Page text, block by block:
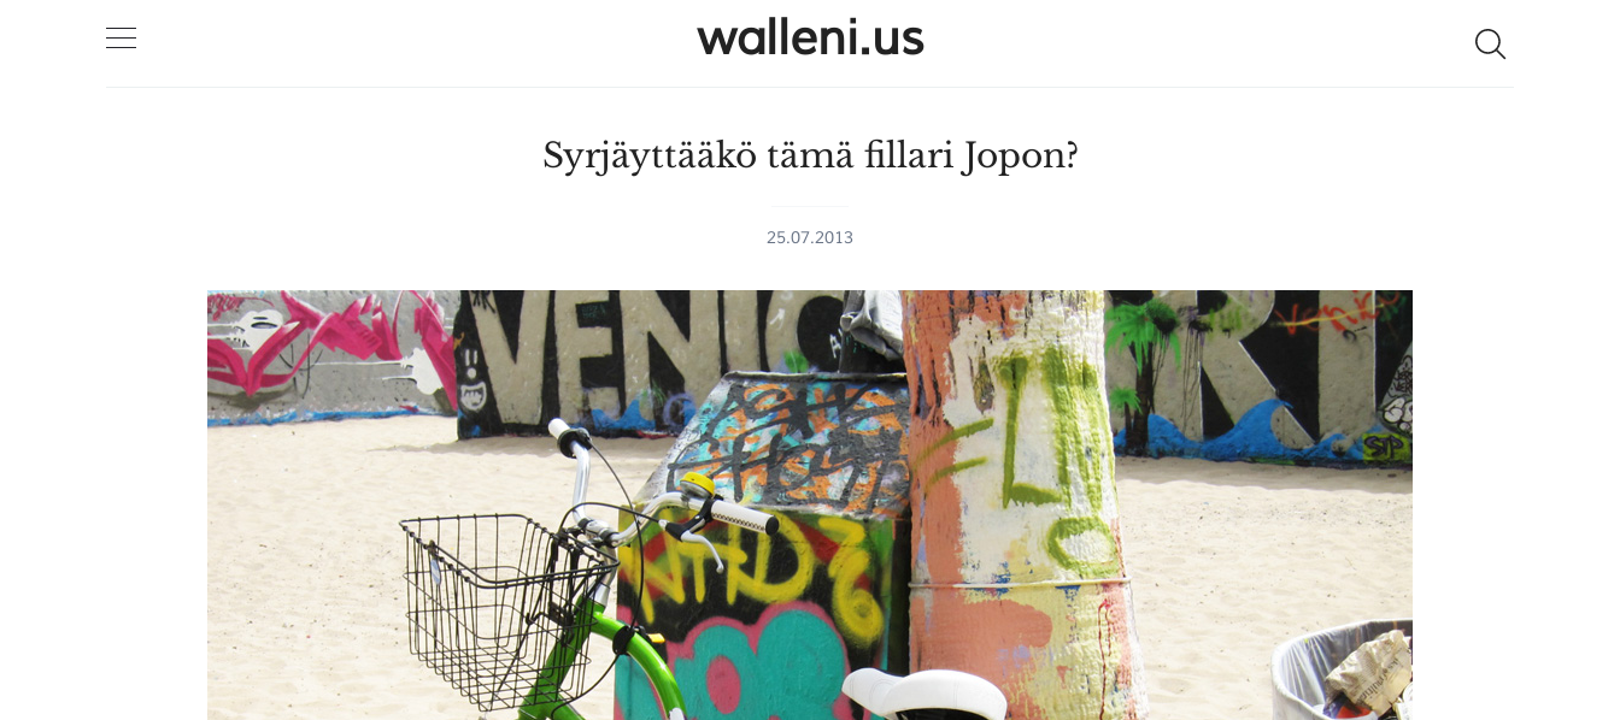
walleni.us
SULJE HAKU ✕
Syrjäyttääkö tämä fillari Jopon?
25.07.2013